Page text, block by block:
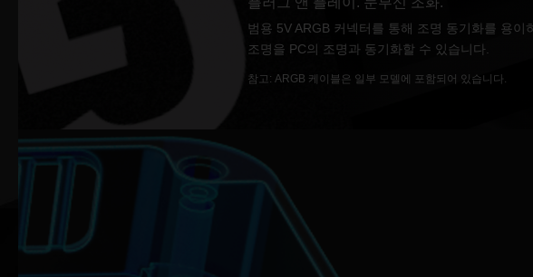
범용 5V ARGB 커넥터를 통해 조명 동기화를 용
조명을 PC의 조명과 동기화할 수 있습니다.
참고: ARGB 케이블은 일부 모델에 포함되어 있습니다.